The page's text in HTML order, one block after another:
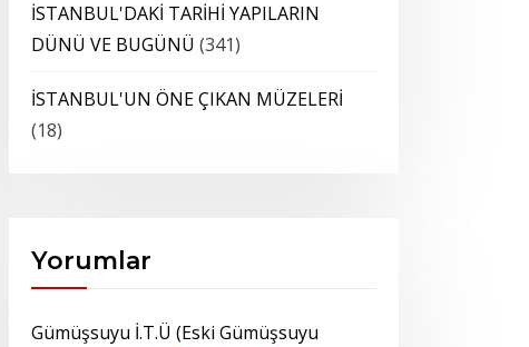
İSTANBUL'DAKİ TARİHİ YAPILARIN
DÜNÜ VE BUGÜNÜ (341)
İSTANBUL'UN ÖNE ÇIKAN MÜZELERİ
(18)
Yorumlar
Gümüşsuyu İ.T.Ü (Eski Gümüşsuyu